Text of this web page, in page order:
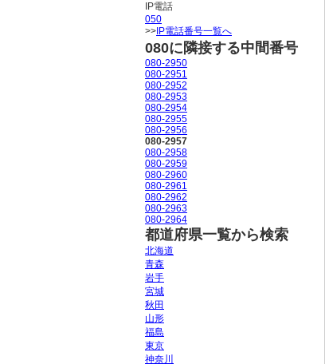
IP電話
050
>> IP電話番号一覧へ
080に隣接する中間番号
080-2950
080-2951
080-2952
080-2953
080-2954
080-2955
080-2956
080-2957
080-2958
080-2959
080-2960
080-2961
080-2962
080-2963
080-2964
都道府県一覧から検索
北海道
青森
岩手
宮城
秋田
山形
福島
東京
神奈川